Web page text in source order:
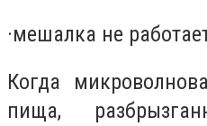
·мешалка не
Когда
пища,